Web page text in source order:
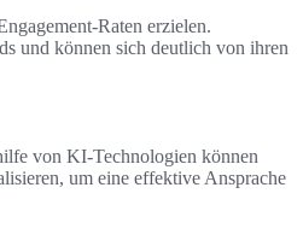
Raten erzielen.
und können sich deutlich von ihren
von KI-Technologien können
um eine effektive Ansprache